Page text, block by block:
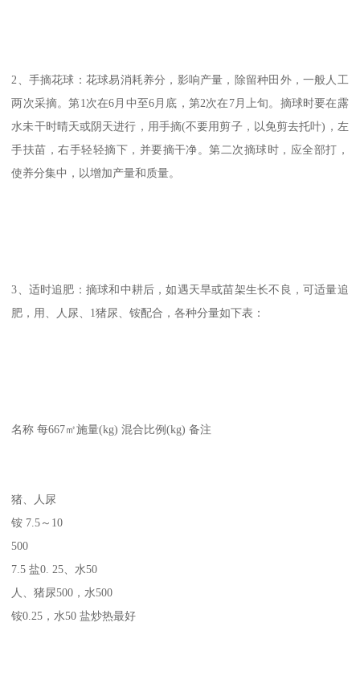
2、手摘花球：花球易消耗养分，影响产量，除留种田外，一般人工
两次采摘。第1次在6月中至6月底，第2次在7月上旬。摘球时要在露
水未干时晴天或阴天进行，用手摘(不要用剪子，以免剪去托叶)，左
手扶苗，右手轻轻摘下，并要摘干净。第二次摘球时，应全部打，
使养分集中，以增加产量和质量。
3、适时追肥：摘球和中耕后，如遇天旱或苗架生长不良，可适量追
肥，用、人尿、1猪尿、铵配合，各种分量如下表：
名称 每667㎡施量(kg) 混合比例(kg) 备注
猪、人尿
铵 7.5～10
500
7.5 盐0. 25、水50
人、猪尿500，水500
铵0.25，水50 盐炒热最好